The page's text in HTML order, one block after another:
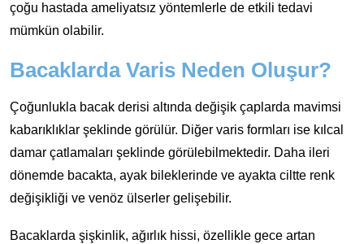
çoğu hastada ameliyatsız yöntemlerle de etkili tedavi
mümkün olabilir.
Bacaklarda Varis Neden Oluşur?
Çoğunlukla bacak derisi altında değişik çaplarda mavimsi
kabarıklıklar şeklinde görülür. Diğer varis formları ise kılcal
damar çatlamaları şeklinde görülebilmektedir. Daha ileri
dönemde bacakta, ayak bileklerinde ve ayakta ciltte renk
değişikliği ve venöz ülserler gelişebilir.
Bacaklarda şişkinlik, ağırlık hissi, özellikle gece artan